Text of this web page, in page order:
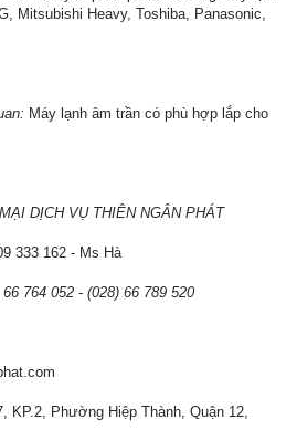
Mitsubishi Heavy, Toshiba, Panasonic,
Máy lạnh âm trần có phù hợp lắp cho
DỊCH VỤ THIÊN NGÂN PHÁT
333 162 - Ms Hà
764 052 - (028) 66 789 520
Phường Hiệp Thành, Quận 12,